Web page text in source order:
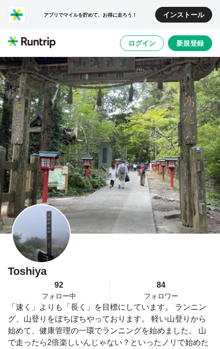
アプリでマイルを貯めて、お得に走ろう！ インストール
ログイン 新規登録
Toshiya
92
フォロー中
84
フォロワー
「速く」よりも「長く」を目標にしています。 ランニン
グ、山登りをぼちぼちやっております。 軽い山登りから
始めて、健康管理の一環でランニングを始めました。 山
で走ったら2倍楽しいんじゃない？といったノリで始めた